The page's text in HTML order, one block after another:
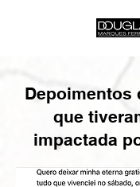
Depoimentos
que
impactada